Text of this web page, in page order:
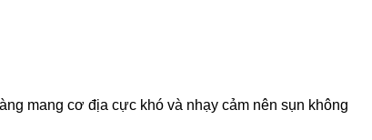
mang cơ địa cực khó và nhạy cảm nên sụn không